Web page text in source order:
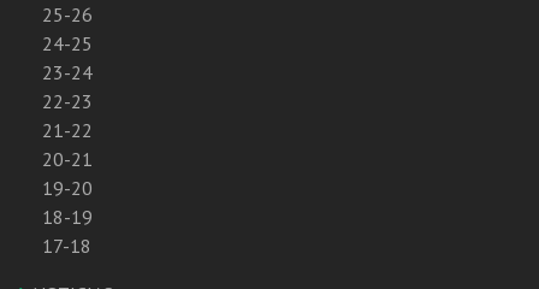
25-26
24-25
23-24
22-23
21-22
20-21
19-20
18-19
17-18